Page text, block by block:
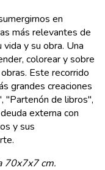
en
más relevantes de
y su obra. Una
colorear y sobre
Este recorrido
grandes creaciones
"Partenón de libros",
externa con
y sus
70x7x7 cm.